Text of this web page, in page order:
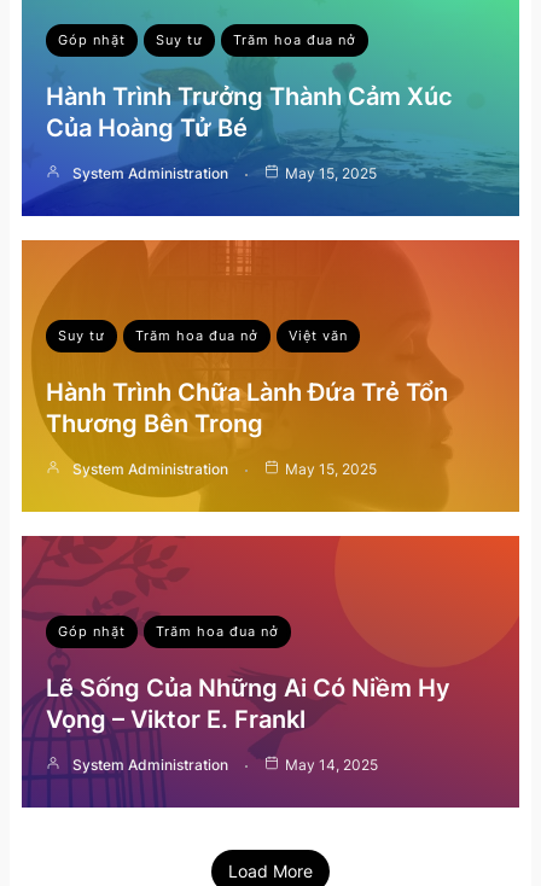
Góp nhặt Suy tư Trăm hoa đua nở
Hành Trình Trưởng Thành Cảm Xúc
Của Hoàng Tử Bé
System Administration May 15, 2025
Suy tư Trăm hoa đua nở Việt văn
Hành Trình Chữa Lành Đứa Trẻ Tổn
Thương Bên Trong
System Administration May 15, 2025
Góp nhặt Trăm hoa đua nở
Lẽ Sống Của Những Ai Có Niềm Hy
Vọng – Viktor E. Frankl
System Administration May 14, 2025
Load More